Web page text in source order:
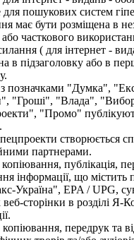
для пошукових систем
має бути розміщена в
часткового
( для інтернет -
в підзаголовку або в
позначками "Думка",
"Гроші", "Влада",
"Промо"
створюється
партнерами.
копіювання, публікація,
інформації, що містить
Україна", EPA / UPG,
сторінки в розділі Я-
копіювання, передрук та